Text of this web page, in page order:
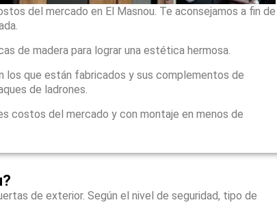
del mercado en El Masnou. Te aconsejamos a fin de
de madera para lograr una estética hermosa.
que están fabricados y sus complementos de
de ladrones.
costos del mercado y con montaje en menos de
de exterior. Según el nivel de seguridad, tipo de